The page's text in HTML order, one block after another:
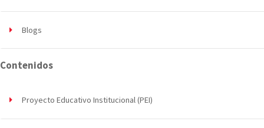
Blogs
Contenidos
Proyecto Educativo Institucional (PEI)